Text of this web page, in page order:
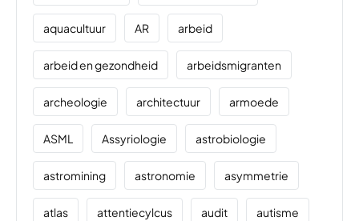
aquacultuur AR arbeid
arbeid en gezondheid arbeidsmigranten
archeologie architectuur armoede
ASML Assyriologie astrobiologie
astromining astronomie asymmetrie
atlas attentiecylcus audit autisme